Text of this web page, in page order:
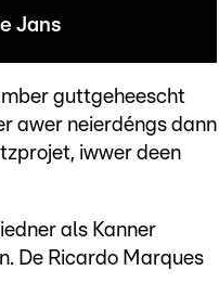
Jans
guttgeheescht
awer neierdéngs dann
iwwer deen
als Kanner
De Ricardo Marques